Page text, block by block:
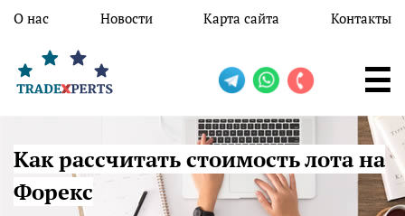
Перейти к основному содержанию
О нас Новости Карта сайта Контакты
Как рассчитать стоимость лота на
Форекс